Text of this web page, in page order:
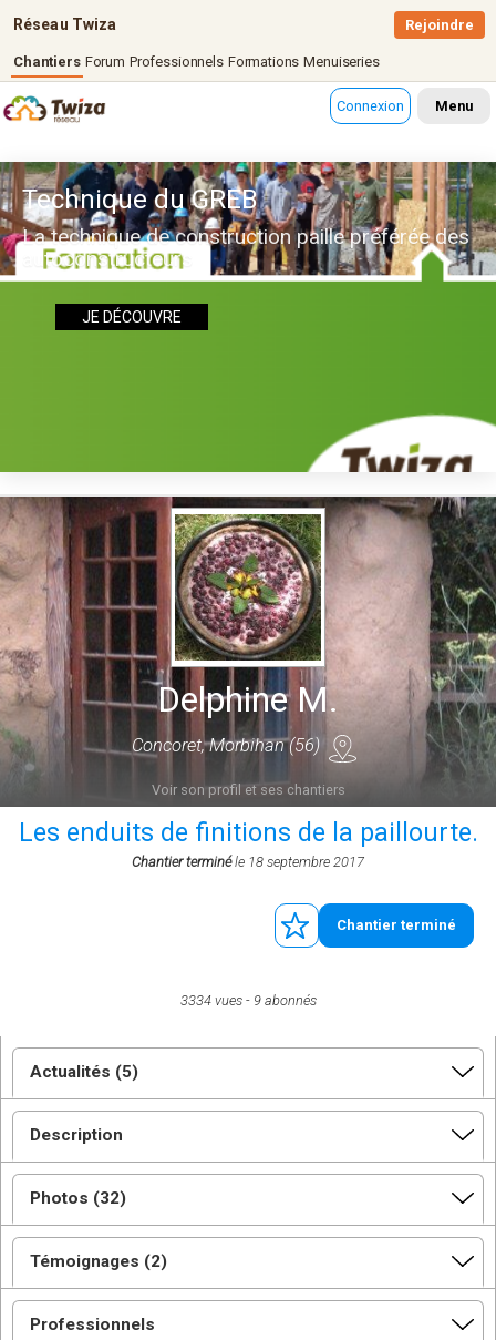
Réseau Twiza
Chantiers Forum Professionnels Formations Menuiseries
Rejoindre
Connexion Menu
Technique du GREB
La technique de construction paille préférée des
autoconstructeurs
JE DÉCOUVRE
Delphine M.
Concoret, Morbihan (56)
Voir son profil et ses chantiers
Les enduits de finitions de la paillourte.
Chantier terminéle 18 septembre 2017
Chantier terminé
3334 vues 9 abonnés
Actualités (5)
Description
Photos (32)
Témoignages (2)
Professionnels